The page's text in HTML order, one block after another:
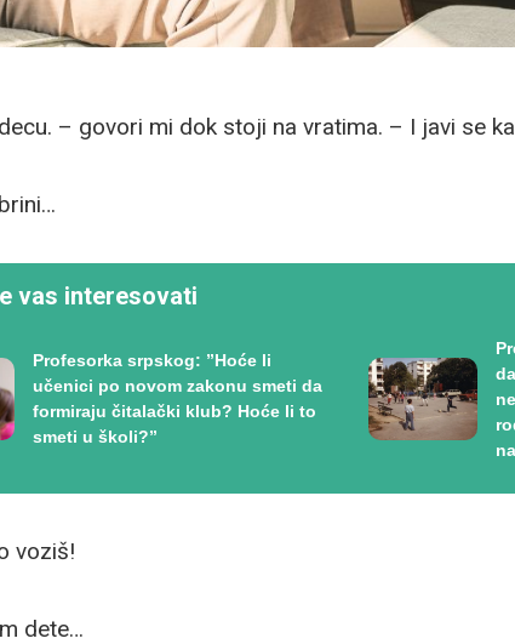
– govori mi dok stoji na vratima. – I javi se
vas interesovati
Profesorka srpskog: ”Hoće li
učenici po novom zakonu smeti da
formiraju čitalački klub? Hoće li to
smeti u školi?”
voziš!
dete…